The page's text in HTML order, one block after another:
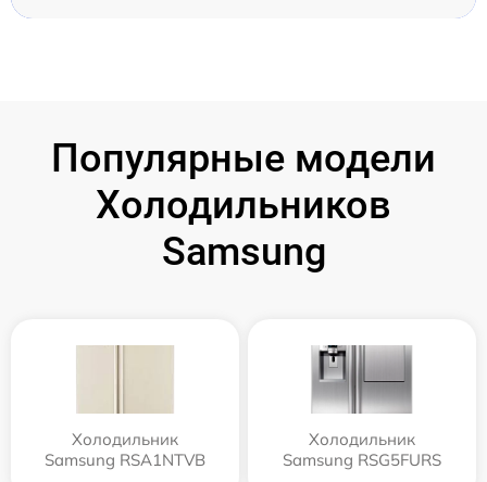
Популярные модели
Холодильников
Samsung
Холодильник
Samsung RSA1NTVB
Холодильник
Samsung RSG5FURS